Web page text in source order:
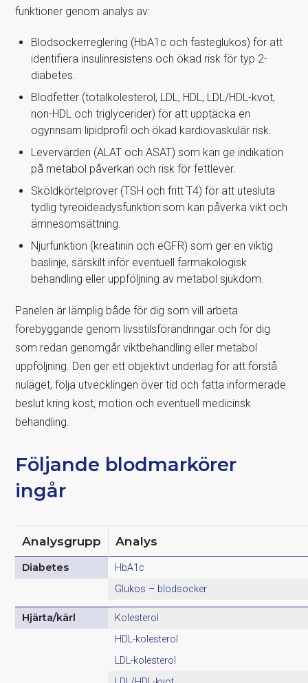
funktioner genom analys av:
Blodsockerreglering (HbA1c och fasteglukos) för att
identifiera insulinresistens och ökad risk för typ 2-
diabetes.
Blodfetter (totalkolesterol, LDL, HDL, LDL/HDL-kvot,
non-HDL och triglycerider) för att upptäcka en
ogynnsam lipidprofil och ökad kardiovaskulär risk.
Levervärden (ALAT och ASAT) som kan ge indikation
på metabol påverkan och risk för fettlever.
Sköldkörtelprover (TSH och fritt T4) för att utesluta
tydlig tyreoideadysfunktion som kan påverka vikt och
ämnesomsättning.
Njurfunktion (kreatinin och eGFR) som ger en viktig
baslinje, särskilt inför eventuell farmakologisk
behandling eller uppföljning av metabol sjukdom.
Panelen är lämplig både för dig som vill arbeta
förebyggande genom livsstilsförändringar och för dig
som redan genomgår viktbehandling eller metabol
uppföljning. Den ger ett objektivt underlag för att förstå
nuläget, följa utvecklingen över tid och fatta informerade
beslut kring kost, motion och eventuell medicinsk
behandling.
Följande blodmarkörer
ingår
Analysgrupp Analys
Diabetes
HbA1c
Glukos – blodsocker
Hjärta/kärl
Kolesterol
HDL-kolesterol
LDL-kolesterol